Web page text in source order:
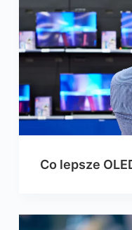
Co lepsze